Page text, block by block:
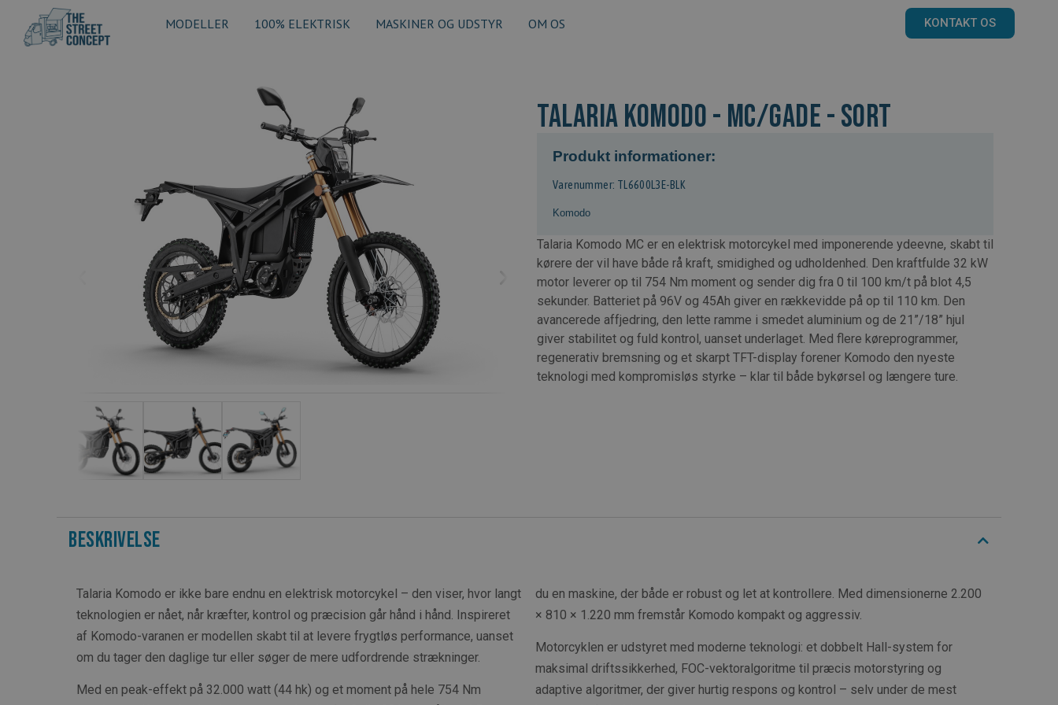
MODELLER 100% ELEKTRISK MASKINER OG UDSTYR OM OS KONTAKT OS
Talaria Komodo - MC/Gade - Sort
Produkt informationer:
Varenummer: TL6600L3E-BLK
Komodo
Talaria Komodo MC er en elektrisk motorcykel med imponerende ydeevne, skabt til
kørere der vil have både rå kraft, smidighed og udholdenhed. Den kraftfulde 32 kW
motor leverer op til 754 Nm moment og sender dig fra 0 til 100 km/t på blot 4,5
sekunder. Batteriet på 96V og 45Ah giver en rækkevidde på op til 110 km. Den
avancerede affjedring, den lette ramme i smedet aluminium og de 21”/18” hjul
giver stabilitet og fuld kontrol, uanset underlaget. Med flere køreprogrammer,
regenerativ bremsning og et skarpt TFT-display forener Komodo den nyeste
teknologi med kompromisløs styrke – klar til både bykørsel og længere ture.
Beskrivelse
Talaria Komodo er ikke bare endnu en elektrisk motorcykel – den viser, hvor langt
teknologien er nået, når kræfter, kontrol og præcision går hånd i hånd. Inspireret
af Komodo-varanen er modellen skabt til at levere frygtløs performance, uanset
om du tager den daglige tur eller søger de mere udfordrende strækninger.
Med en peak-effekt på 32.000 watt (44 hk) og et moment på hele 754 Nm
du en maskine, der både er robust og let at kontrollere. Med dimensionerne 2.200
× 810 × 1.220 mm fremstår Komodo kompakt og aggressiv.
Motorcyklen er udstyret med moderne teknologi: et dobbelt Hall-system for
maksimal driftssikkerhed, FOC-vektoralgoritme til præcis motorstyring og
adaptive algoritmer, der giver hurtig respons og kontrol – selv under de mest